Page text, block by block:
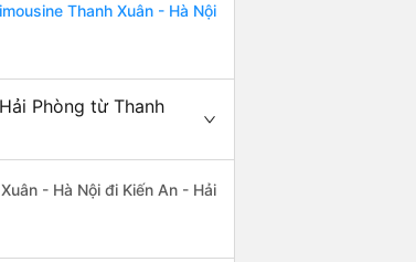
Thanh Xuân - Hà Nội
Phòng từ Thanh
- Hà Nội đi Kiến An - Hải